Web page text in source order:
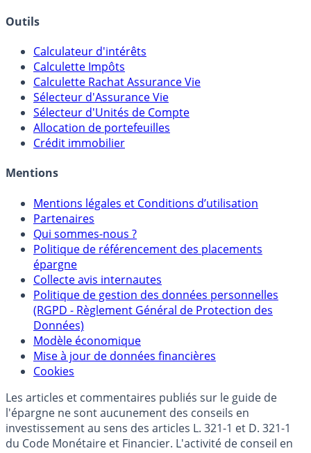
Outils
Calculateur d'intérêts
Calculette Impôts
Calculette Rachat Assurance Vie
Sélecteur d'Assurance Vie
Sélecteur d'Unités de Compte
Allocation de portefeuilles
Crédit immobilier
Mentions
Mentions légales et Conditions d’utilisation
Partenaires
Qui sommes-nous ?
Politique de référencement des placements
épargne
Collecte avis internautes
Politique de gestion des données personnelles
(RGPD - Règlement Général de Protection des
Données)
Modèle économique
Mise à jour de données financières
Cookies
Les articles et commentaires publiés sur le guide de
l'épargne ne sont aucunement des conseils en
investissement au sens des articles L. 321-1 et D. 321-1
du Code Monétaire et Financier. L'activité de conseil en